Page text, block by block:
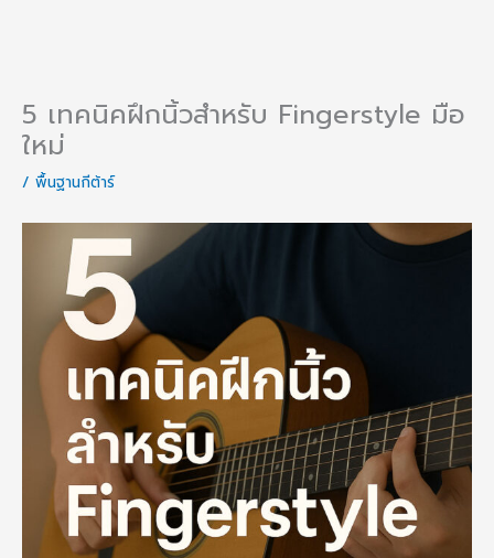
5 เทคนิคฝึกนิ้วสำหรับ Fingerstyle มือ
ใหม่
/ พื้นฐานกีต้าร์